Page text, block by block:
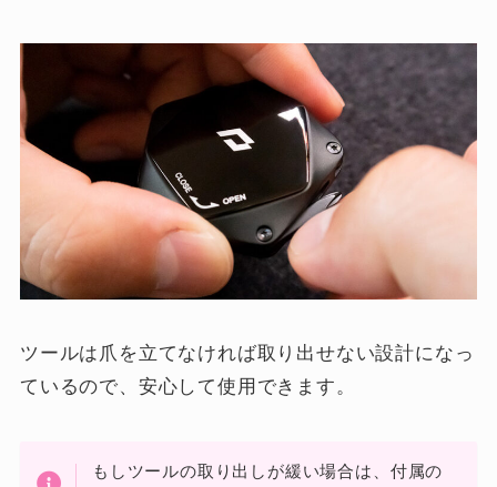
ツールは爪を立てなければ取り出せない設計になっ
ているので、安心して使用できます。
もしツールの取り出しが緩い場合は、付属の